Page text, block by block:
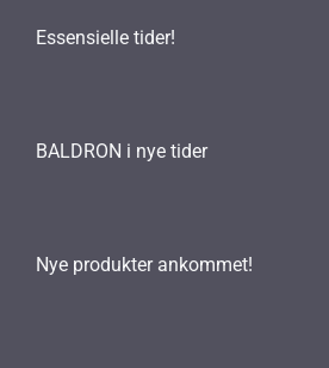
Essensielle tider!
BALDRON i nye tider
Nye produkter ankommet!